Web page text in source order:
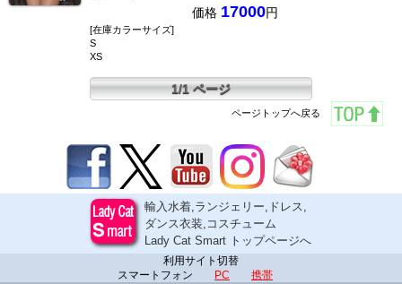
価格 17000円
[在庫カラーサイズ]
S
XS
1/1 ページ
ページトップへ戻る
輸入水着,ランジェリー,ドレス,
ダンス衣装,コスチューム
Lady Cat Smart トップページへ
利用サイト切替
スマートフォン
PC 携帯